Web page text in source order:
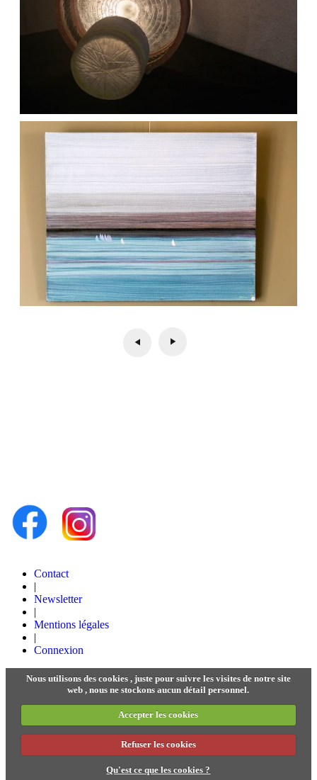
Contact
|
Newsletter
|
Mentions légales
|
Connexion
Nous utilisons des cookies , juste pour suivre les visites de notre site
web , nous ne stockons aucun détail personnel.
Accepter les cookies
Refuser les cookies
Qu'est ce que les cookies ?